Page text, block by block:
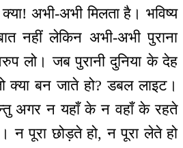
अभी-अभी मिलता है। भविष्य
नहीं लेकिन अभी-अभी पुराना
लो। जब पुरानी दुनिया के देह
क्या बन जाते हो? डबल लाइट।
अगर न यहाँ के न वहाँ के रहते
न पूरा छोड़ते हो, न पूरा लेते हो